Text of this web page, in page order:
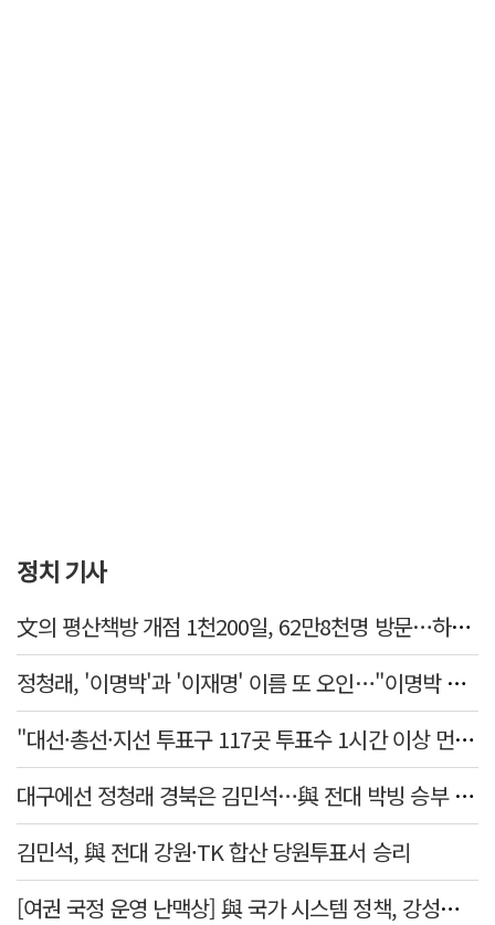
정치 기사
文의 평산책방 개점 1천200일, 62만8천명 방문…하루 평균 500명↑
정청래, '이명박'과 '이재명' 이름 또 오인…"이명박 대통령 임기안에 반도체 제품 출시"
"대선·총선·지선 투표구 117곳 투표수 1시간 이상 먼저 입력"
대구에선 정청래 경북은 김민석…與 전대 박빙 승부 이어간다
김민석, 與 전대 강원·TK 합산 당원투표서 승리
[여권 국정 운영 난맥상] 與 국가 시스템 정책, 강성층 결집에 의존